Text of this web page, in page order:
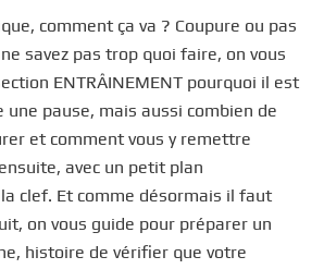
comment ça va ? Coupure ou pas
savez pas trop quoi faire, on vous
ENTRÂINEMENT pourquoi il est
pause, mais aussi combien de
et comment vous y remettre
avec un petit plan
clef. Et comme désormais il faut
on vous guide pour préparer un
histoire de vérifier que votre